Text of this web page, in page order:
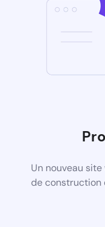
Un nouveau
de